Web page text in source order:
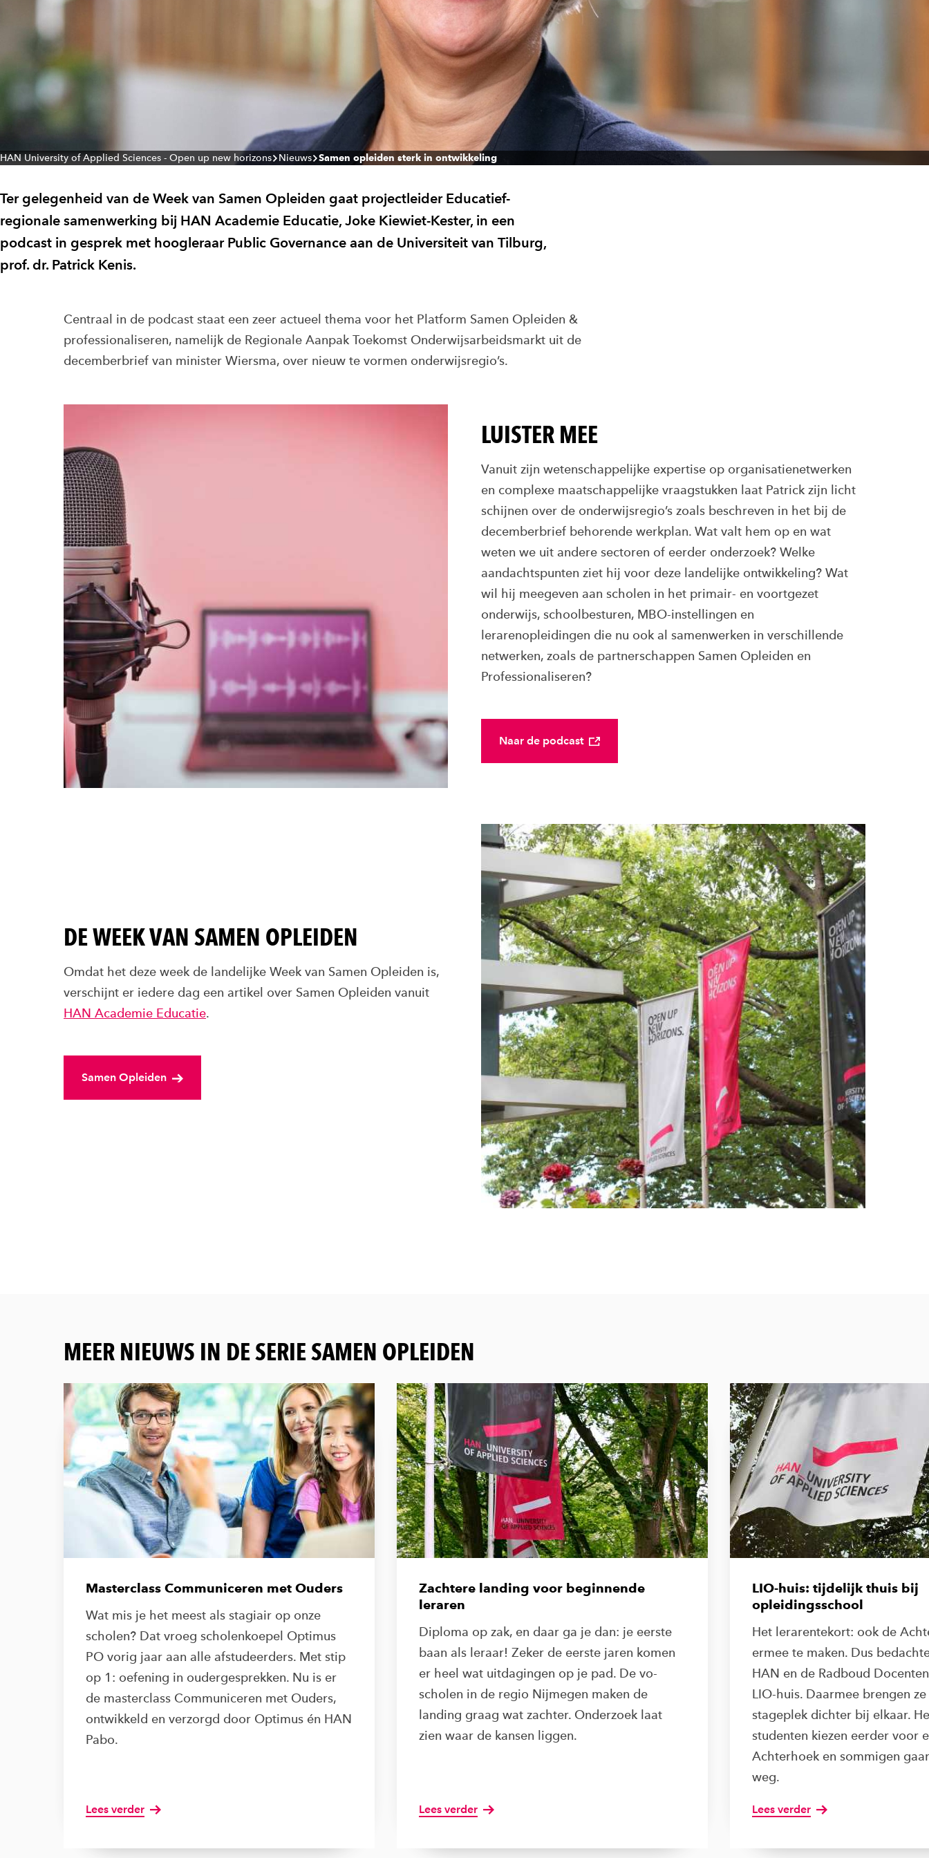
HAN University of Applied Sciences - Open up new horizons Nieuws Samen opleiden sterk in ontwikkeling
Ter gelegenheid van de Week van Samen Opleiden gaat projectleider Educatief-
regionale samenwerking bij HAN Academie Educatie, Joke Kiewiet-Kester, in een
podcast in gesprek met hoogleraar Public Governance aan de Universiteit van Tilburg,
prof. dr. Patrick Kenis.
Centraal in de podcast staat een zeer actueel thema voor het Platform Samen Opleiden &
professionaliseren, namelijk de Regionale Aanpak Toekomst Onderwijsarbeidsmarkt uit de
decemberbrief van minister Wiersma, over nieuw te vormen onderwijsregio’s.
LUISTER MEE
Vanuit zijn wetenschappelijke expertise op organisatienetwerken
en complexe maatschappelijke vraagstukken laat Patrick zijn licht
schijnen over de onderwijsregio’s zoals beschreven in het bij de
decemberbrief behorende werkplan. Wat valt hem op en wat
weten we uit andere sectoren of eerder onderzoek? Welke
aandachtspunten ziet hij voor deze landelijke ontwikkeling? Wat
wil hij meegeven aan scholen in het primair- en voortgezet
onderwijs, schoolbesturen, MBO-instellingen en
lerarenopleidingen die nu ook al samenwerken in verschillende
netwerken, zoals de partnerschappen Samen Opleiden en
Professionaliseren?
Naar de podcast
DE WEEK VAN SAMEN OPLEIDEN
Omdat het deze week de landelijke Week van Samen Opleiden is,
verschijnt er iedere dag een artikel over Samen Opleiden vanuit
HAN Academie Educatie.
Samen Opleiden
MEER NIEUWS IN DE SERIE SAMEN OPLEIDEN
Masterclass Communiceren met Ouders
Wat mis je het meest als stagiair op onze
scholen? Dat vroeg scholenkoepel Optimus
PO vorig jaar aan alle afstudeerders. Met stip
op 1: oefening in oudergesprekken. Nu is er
de masterclass Communiceren met Ouders,
ontwikkeld en verzorgd door Optimus én HAN
Pabo.
Lees verder
Zachtere landing voor beginnende
leraren
Diploma op zak, en daar ga je dan: je eerste
baan als leraar! Zeker de eerste jaren komen
er heel wat uitdagingen op je pad. De vo-
scholen in de regio Nijmegen maken de
landing graag wat zachter. Onderzoek laat
zien waar de kansen liggen.
Lees verder
LIO-huis: tijdelijk thuis bij
opleidingsschool
Het lerarentekort: ook de
ermee te maken. Dus
HAN en de Radboud
LIO-huis. Daarmee brengen
stageplek dichter bij elkaar.
studenten kiezen eerder voor
Achterhoek en sommigen
weg.
Lees verder